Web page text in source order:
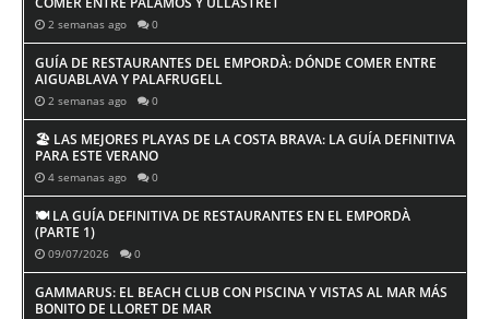
2 semanas ago 0
GUÍA DE RESTAURANTES DEL EMPORDÀ: DÓNDE COMER ENTRE
AIGUABLAVA Y PALAFRUGELL
2 semanas ago 0
🏖️ LAS MEJORES PLAYAS DE LA COSTA BRAVA: LA GUÍA DEFINITIVA
PARA ESTE VERANO
4 semanas ago 0
🍽️ LA GUÍA DEFINITIVA DE RESTAURANTES EN EL EMPORDÀ
(PARTE 1)
09/07/2026 0
GAMMARUS: EL BEACH CLUB CON PISCINA Y VISTAS AL MAR MÁS
BONITO DE LLORET DE MAR